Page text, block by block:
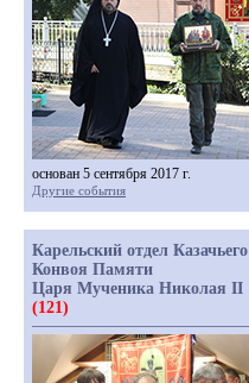
основан 5 сентября 2017 г.
Другие события
Карельский отдел Казачьего
Конвоя Памяти
Царя Мученика Николая II
(121)